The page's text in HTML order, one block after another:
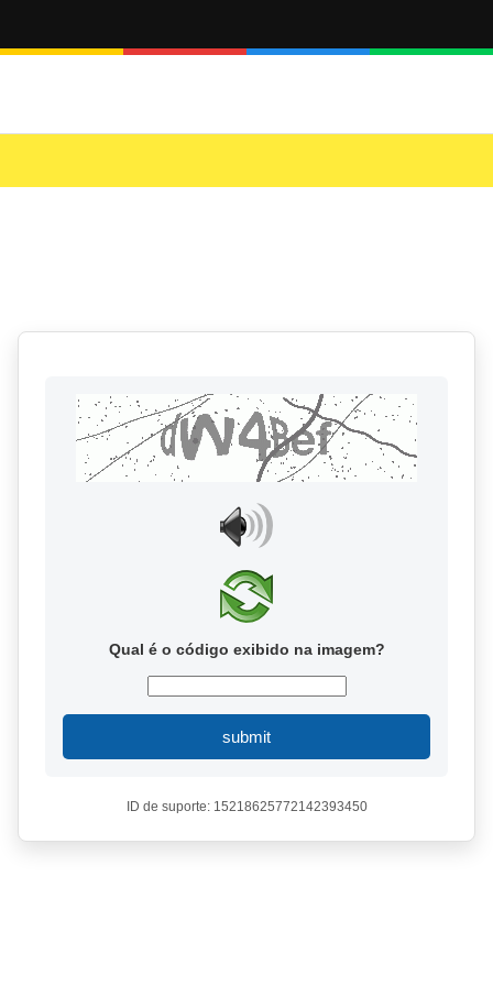
Qual é o código exibido na imagem?
submit
ID de suporte: 15218625772142393450